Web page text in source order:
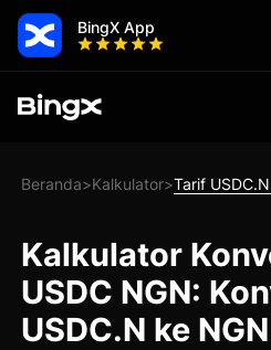
BingX App
Beranda>Kalkulator>Tarif
Kalkulator
USDC NGN:
USDC.N ke NGN